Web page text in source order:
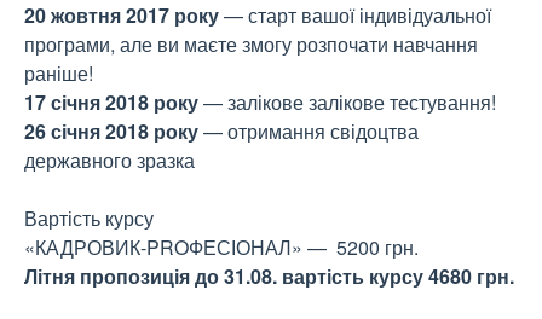
20 жовтня 2017 року— старт вашої індивідуальної
програми, але ви маєте змогу розпочати навчання
раніше!
17січня2018 року— залікове залікове тестування!
26 січня 2018 року— отримання свідоцтва
державного зразка
Вартість курсу
«КАДРОВИК-PROФЕСІОНАЛ» — 5200 грн.
Літня пропозиція до 31.08. вартість курсу 4680 грн.